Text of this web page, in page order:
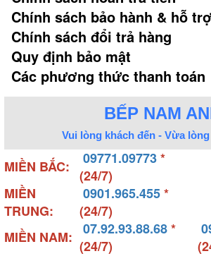
Chính sách bảo hành & hỗ trợ
Chính sách đổi trả hàng
Quy định bảo mật
Các phương thức thanh toán
BẾP NAM
Vui lòng khách đến - Vừa
MIỀN BẮC: 09771.09773*
(24/7)
MIỀN
TRUNG:
0901.965.455*
(24/7)
MIỀN NAM:
07.92.93.88.68*
(24/7)